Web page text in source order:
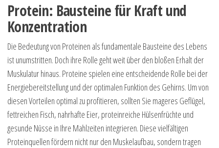
Protein: Bausteine für Kraft und
Konzentration
Die Bedeutung von Proteinen als fundamentale Bausteine des Lebens
ist unumstritten. Doch ihre Rolle geht weit über den bloßen Erhalt der
Muskulatur hinaus. Proteine spielen eine entscheidende Rolle bei der
Energiebereitstellung und der optimalen Funktion des Gehirns. Um von
diesen Vorteilen optimal zu profitieren, sollten Sie mageres Geflügel,
fettreichen Fisch, nahrhafte Eier, proteinreiche Hülsenfrüchte und
gesunde Nüsse in Ihre Mahlzeiten integrieren. Diese vielfältigen
Proteinquellen fördern nicht nur den Muskelaufbau, sondern tragen